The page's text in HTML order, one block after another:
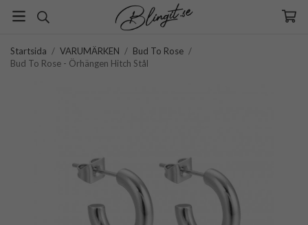
Startsida / VARUMÄRKEN / Bud To Rose /
Bud To Rose - Örhängen Hitch Stål